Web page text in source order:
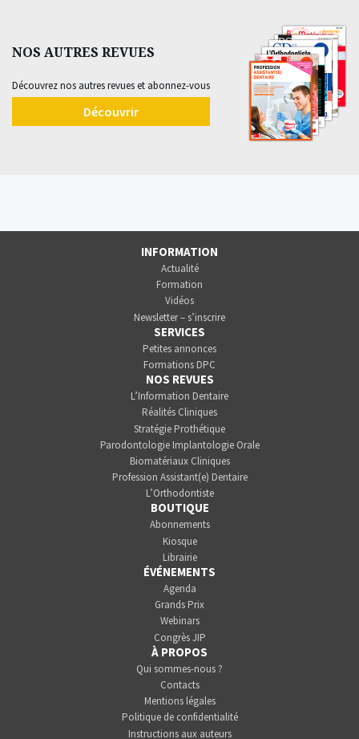
NOS AUTRES REVUES
Découvrez nos autres revues et abonnez-vous
Découvrir
INFORMATION
Actualité
Formation
Vidéos
Newsletter – s’inscrire
SERVICES
Petites annonces
Formations DPC
NOS REVUES
L’Information Dentaire
Réalités Cliniques
Stratégie Prothétique
Parodontologie Implantologie Orale
Biomatériaux Cliniques
Profession Assistant(e) Dentaire
L’Orthodontiste
BOUTIQUE
Abonnements
Kiosque
Librairie
ÉVÉNEMENTS
Agenda
Grands Prix
Webinars
Congrès JIP
À PROPOS
Qui sommes-nous ?
Contacts
Mentions légales
Politique de confidentialité
Instructions aux auteurs